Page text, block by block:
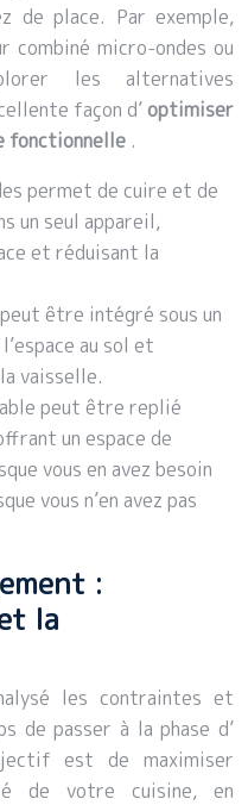
de place. Par exemple,
combiné micro-ondes ou
les alternatives
façon d’optimiser
fonctionnelle .
permet de cuire et de
un seul appareil,
et réduisant la
être intégré sous un
au sol et
vaisselle.
peut être replié
un espace de
vous en avez besoin
vous n’en avez pas
:
la
les contraintes et
de passer à la phase d’
est de maximiser
de votre cuisine, en